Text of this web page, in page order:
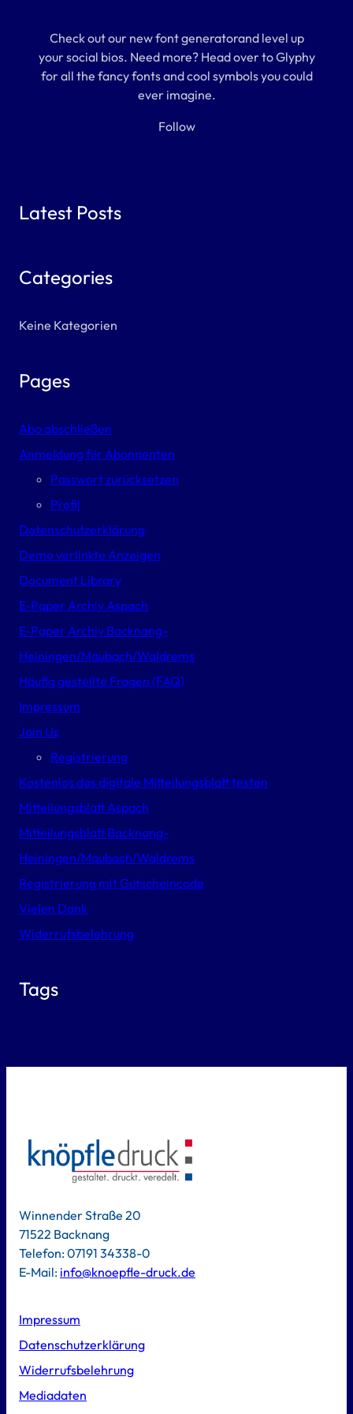
Check out our new font generatorand level up
your social bios. Need more? Head over to Glyphy
for all the fancy fonts and cool symbols you could
ever imagine.
Follow
Latest Posts
Categories
Keine Kategorien
Pages
Abo abschließen
Anmeldung für Abonnenten
Passwort zurücksetzen
Profil
Datenschutzerklärung
Demo verlinkte Anzeigen
Document Library
E-Paper Archiv Aspach
E-Paper Archiv Backnang-
Heiningen/Maubach/Waldrems
Häufig gestellte Fragen (FAQ)
Impressum
Join Us
Registrierung
Kostenlos das digitale Mitteilungsblatt testen
Mitteilungsblatt Aspach
Mitteilungsblatt Backnang-
Heiningen/Maubach/Waldrems
Registrierung mit Gutscheincode
Vielen Dank
Widerrufsbelehrung
Tags
Winnender Straße 20
71522 Backnang
Telefon: 07191 34338-0
E-Mail: info@knoepfle-druck.de
Impressum
Datenschutzerklärung
Widerrufsbelehrung
Mediadaten